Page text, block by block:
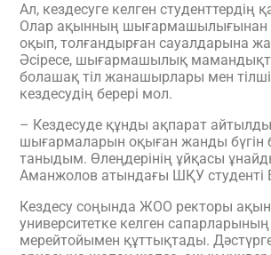
Ал, кездесуге келген студенттердің
Олар ақынның шығармашылығынан
оқып, толғандырған сауалдарына
Әсіресе, шығармашылық
болашақ тіл жанашырлары мен
кездесудің берері мол.
– Кездесуде құнды ақпарат
шығармаларын оқыған жанды бүгін
таныдым. Өлеңдерінің ұйқасы
Аманжолов атындағы ШҚУ студенті
Кездесу соңында ЖОО ректоры
университетке келген сапарларының
мерейтойымен құттықтады.